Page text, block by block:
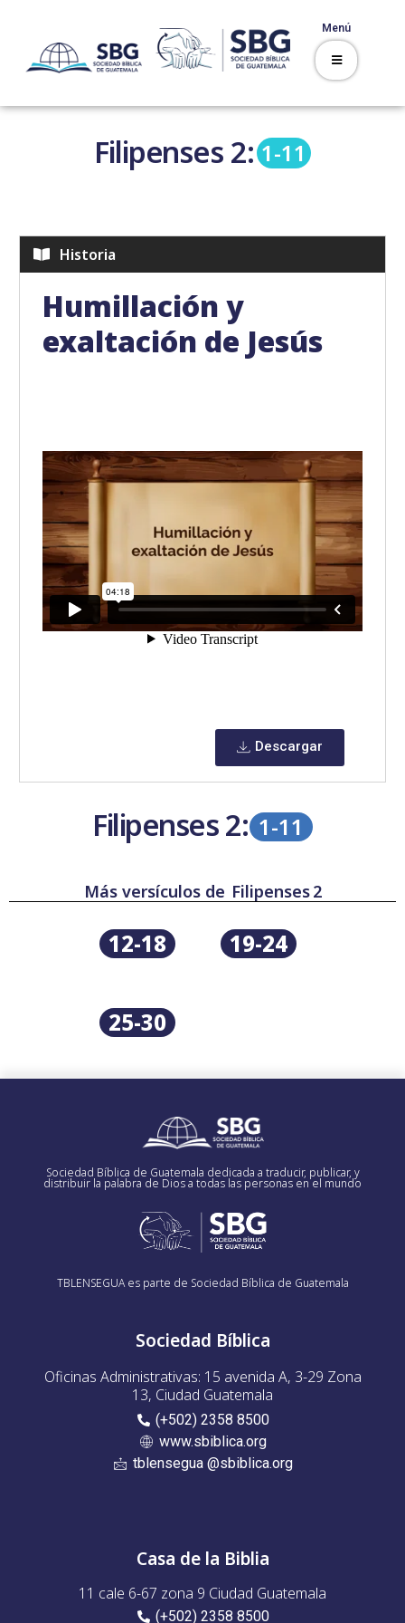
Menú
Filipenses 2: 1-11
Historia
Humillación y
exaltación de Jesús
Descargar
Filipenses 2: 1-11
Más versículos de Filipenses2
12-18 19-24
25-30
Sociedad Bíblica de Guatemala dedicada a traducir, publicar, y
distribuir la palabra de Dios a todas las personas en el mundo
TBLENSEGUA es parte de Sociedad Bíblica de Guatemala
Sociedad Bíblica
Oficinas Administrativas: 15 avenida A, 3-29 Zona
13, Ciudad Guatemala
(+502) 2358 8500
www.sbiblica.org
tblensegua @sbiblica.org
Casa de la Biblia
11 cale 6-67 zona 9 Ciudad Guatemala
(+502) 2358 8500